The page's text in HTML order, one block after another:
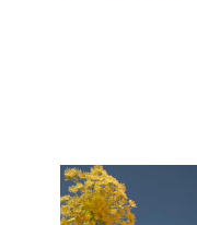
Ver todo
Toallas
Toalla de algodón